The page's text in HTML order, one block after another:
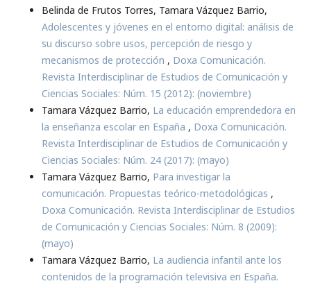
Belinda de Frutos Torres, Tamara Vázquez Barrio,
Adolescentes y jóvenes en el entorno digital: análisis de
su discurso sobre usos, percepción de riesgo y
mecanismos de protección , Doxa Comunicación.
Revista Interdisciplinar de Estudios de Comunicación y
Ciencias Sociales: Núm. 15 (2012): (noviembre)
Tamara Vázquez Barrio, La educación emprendedora en
la enseñanza escolar en España , Doxa Comunicación.
Revista Interdisciplinar de Estudios de Comunicación y
Ciencias Sociales: Núm. 24 (2017): (mayo)
Tamara Vázquez Barrio, Para investigar la
comunicación. Propuestas teórico-metodológicas ,
Doxa Comunicación. Revista Interdisciplinar de Estudios
de Comunicación y Ciencias Sociales: Núm. 8 (2009):
(mayo)
Tamara Vázquez Barrio, La audiencia infantil ante los
contenidos de la programación televisiva en España.